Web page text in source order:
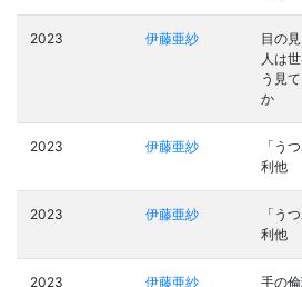
2023 伊藤亜紗
目の
人は
う見
か
2023 伊藤亜紗
「う
利他
2023 伊藤亜紗
「う
利他
2023 伊藤亜紗 手の